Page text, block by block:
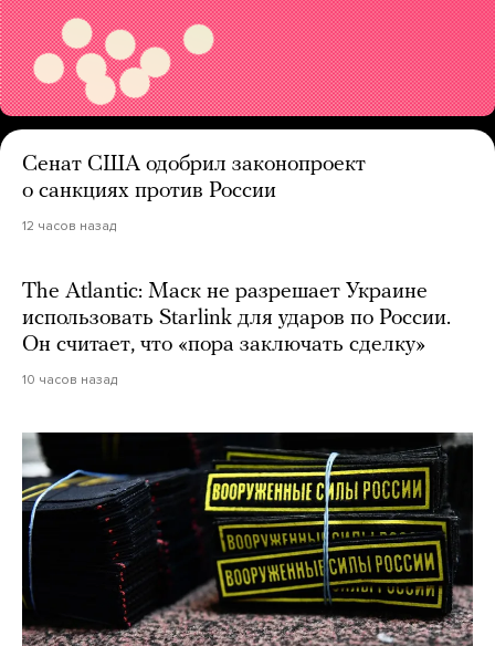
Сенат США одобрил законопроект
о санкциях против России
12 часов назад
The Atlantic: Маск не разрешает Украине
использовать Starlink для ударов по России.
Он считает, что «пора заключать сделку»
10 часов назад